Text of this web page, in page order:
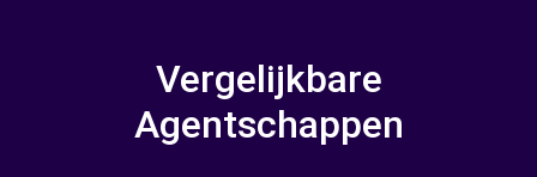
Vergelijkbare
Agentschappen